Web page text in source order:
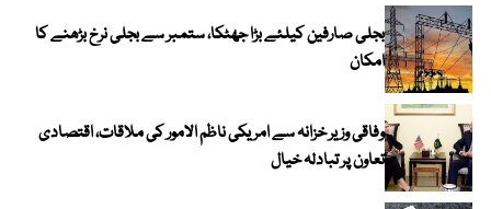
بجلی صارفین کیلئے بڑا جھٹکا، ستمبر سے بجلی نرخ بڑھنے کا
امکان
وفاقی وزیر خزانہ سے امریکی ناظم الامور کی ملاقات، اقتصادی
تعاون پر تبادلہ خیال